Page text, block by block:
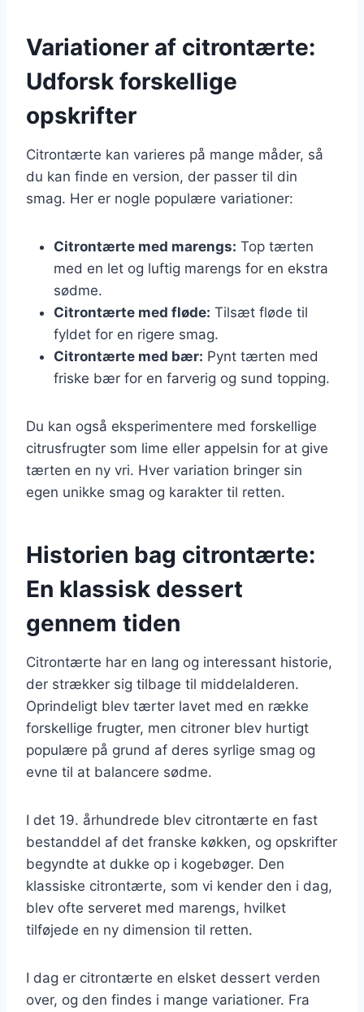
Variationer af citrontærte:
Udforsk forskellige
opskrifter
Citrontærte kan varieres på mange måder, så
du kan finde en version, der passer til din
smag. Her er nogle populære variationer:
Citrontærte med marengs: Top tærten
med en let og luftig marengs for en ekstra
sødme.
Citrontærte med fløde: Tilsæt fløde til
fyldet for en rigere smag.
Citrontærte med bær: Pynt tærten med
friske bær for en farverig og sund topping.
Du kan også eksperimentere med forskellige
citrusfrugter som lime eller appelsin for at give
tærten en ny vri. Hver variation bringer sin
egen unikke smag og karakter til retten.
Historien bag citrontærte:
En klassisk dessert
gennem tiden
Citrontærte har en lang og interessant historie,
der strækker sig tilbage til middelalderen.
Oprindeligt blev tærter lavet med en række
forskellige frugter, men citroner blev hurtigt
populære på grund af deres syrlige smag og
evne til at balancere sødme.
I det 19. århundrede blev citrontærte en fast
bestanddel af det franske køkken, og opskrifter
begyndte at dukke op i kogebøger. Den
klassiske citrontærte, som vi kender den i dag,
blev ofte serveret med marengs, hvilket
tilføjede en ny dimension til retten.
I dag er citrontærte en elsket dessert verden
over, og den findes i mange variationer. Fra